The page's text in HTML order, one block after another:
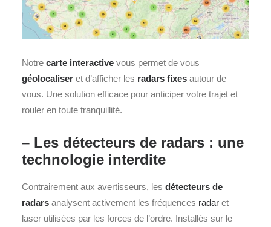
Notre carte interactive vous permet de vous
géolocaliser et d’afficher les radars fixes autour de
vous. Une solution efficace pour anticiper votre trajet et
rouler en toute tranquillité.
– Les détecteurs de radars : une
technologie interdite
Contrairement aux avertisseurs, les détecteurs de
radars analysent activement les fréquences radar et
laser utilisées par les forces de l’ordre. Installés sur le